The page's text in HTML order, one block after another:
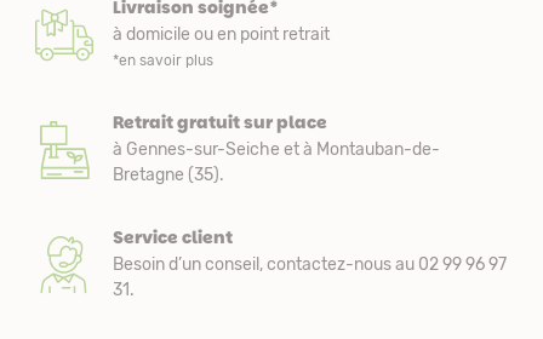
Livraison soignée*
à domicile ou en point retrait
*en savoir plus
Retrait gratuit sur place
à Gennes-sur-Seiche et à Montauban-de-
Bretagne (35).
Service client
Besoin d’un conseil, contactez-nous au 02 99 96 97
31.